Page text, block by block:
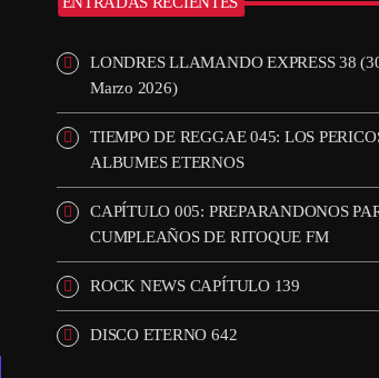
LONDRES LLAMANDO EXPRESS 38
Marzo 2026)
TIEMPO DE REGGAE 045: LOS
ALBUMES ETERNOS
CAPÍTULO 005: PREPARANDONOS
CUMPLEAÑOS DE RITOQUE FM
ROCK NEWS CAPÍTULO 139
DISCO ETERNO 642